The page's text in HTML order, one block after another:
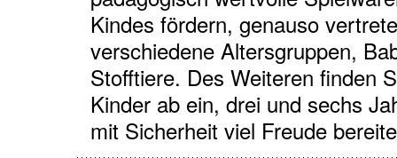
Kindes fördern, genauso
verschiedene Altersgruppen,
Stofftiere. Des Weiteren finden
Kinder ab ein, drei und sechs
mit Sicherheit viel Freude